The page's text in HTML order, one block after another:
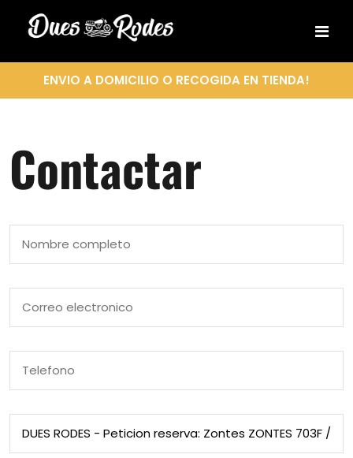
ENVIO A DOMICILIO O RECOGIDA EN TIENDA!
Contactar
completo
electronico